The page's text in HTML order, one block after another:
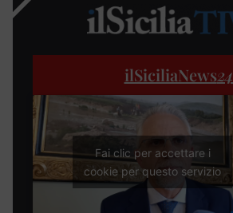
ilSiciliaNews24
Fai clic per accettare i
cookie per questo servizio